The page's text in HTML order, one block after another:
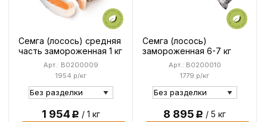
Семга (лосось) средняя
часть замороженная 1 кг
1954 р/кг
Арт.: B0200009
1 954Р / 1 кг
Семга (лосось)
замороженная 6-7 кг
1779 р/кг
Арт.: B0200010
8 895Р / 5 кг